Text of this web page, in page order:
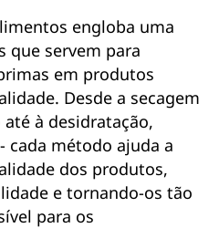
engloba uma
que servem para
em produtos
Desde a secagem
à desidratação,
cada método ajuda a
dos produtos,
e tornando-os tão
para os